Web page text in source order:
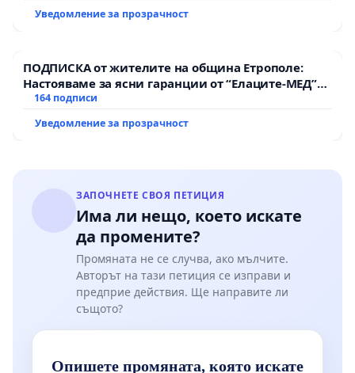
Мирово - к.к. Момин проход
Уведомление за прозрачност
ПОДПИСКА от жителите на община Етрополе:
Настояваме за ясни гаранции от “Елаците-МЕД”
АД и от държавата, че ще се изпълнят всички
164 подписи
Уведомление за прозрачност
ЗАПОЧНЕТЕ СВОЯ ПЕТИЦИЯ
Има ли нещо, което искате
да промените?
Промяната не се случва, ако мълчите.
Авторът на тази петиция се изправи и
предприе действия. Ще направите ли
същото?
Опишете промяната, която искате